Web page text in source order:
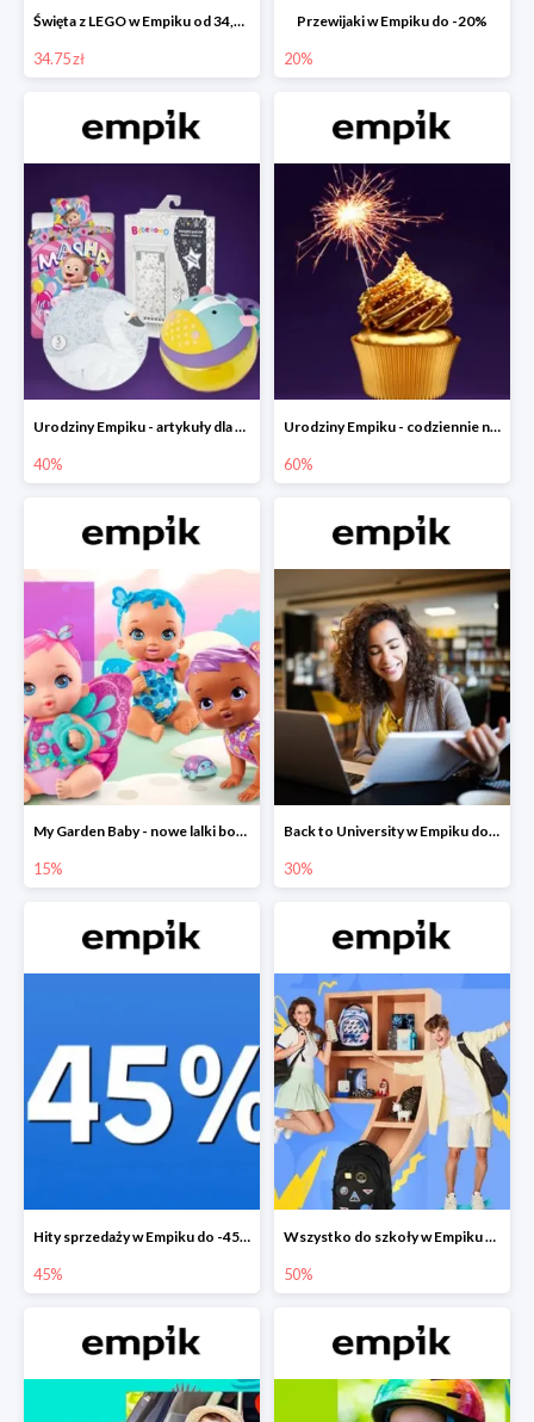
Święta z LEGO w Empiku od 34,75 zł
34.75 zł
Przewijaki w Empiku do -20%
20%
Urodziny Empiku - artykuły dla mamy i dziecka do -40%
40%
Urodziny Empiku - codziennie nowe okazje nawet do -60%
60%
My Garden Baby - nowe lalki bobaski w Empiku do -15%
15%
Back to University w Empiku do -30%
30%
Hity sprzedaży w Empiku do -45%
45%
Wszystko do szkoły w Empiku do -50%
50%